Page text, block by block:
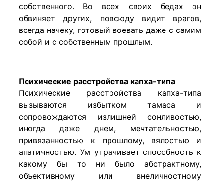
собственного. Во всех своих бедах он
обвиняет других, повсюду видит врагов,
всегда начеку, готовый воевать даже с самим
собой и с собственным прошлым.
Психические расстройства капха-типа
Психические расстройства капха-типа
вызываются избытком тамаса и
сопровождаются излишней сонливостью,
иногда даже днем, мечтательностью,
привязанностью к прошлому, вялостью и
апатичностью. Ум утрачивает способность к
какому бы то ни было абстрактному,
объективному или внеличностному